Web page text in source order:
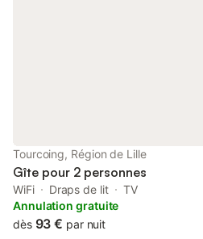
Tourcoing, Région de Lille
Gîte pour 2 personnes
WiFi Draps de lit
TV
Annulation gratuite
dès 93 € par nuit